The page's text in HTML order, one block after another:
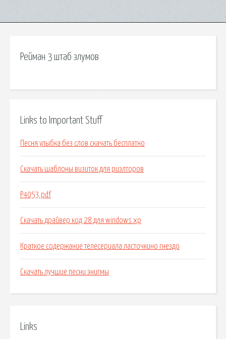
Рейман 3 штаб злумов
Links to Important Stuff
Песня улыбка без слов скачать бесплатно
Скачать шаблоны визиток для риэлторов
Р4053 pdf
Скачать драйвер код 28 для windows xp
Краткое содержание телесериала ласточкино гнездо
Скачать лучшие песни энигмы
Links